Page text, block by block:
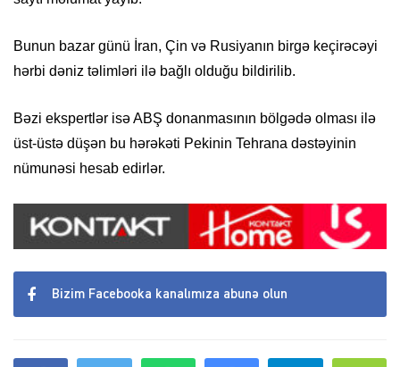
Bunun bazar günü İran, Çin və Rusiyanın birgə keçirəcəyi
hərbi dəniz təlimləri ilə bağlı olduğu bildirilib.
Bəzi ekspertlər isə ABŞ donanmasının bölgədə olması ilə
üst-üstə düşən bu hərəkəti Pekinin Tehrana dəstəyinin
nümunəsi hesab edirlər.
Bizim Facebooka kanalımıza abunə olun